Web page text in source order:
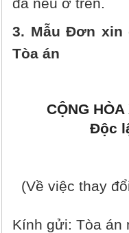
đã nêu ở trên.
3. Mẫu Đơn xin
Tòa án
CỘNG
Độc
(Về việc thay
Kính gửi: Tòa án